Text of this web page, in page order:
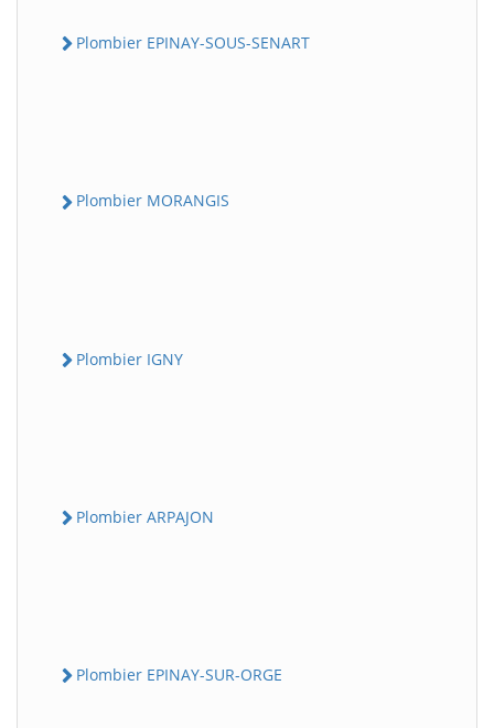
Plombier EPINAY-SOUS-SENART
Plombier MORANGIS
Plombier IGNY
Plombier ARPAJON
Plombier EPINAY-SUR-ORGE